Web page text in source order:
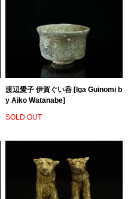
渡辺愛子 伊賀ぐい呑 [Iga Guinomi b
y Aiko Watanabe]
SOLD OUT